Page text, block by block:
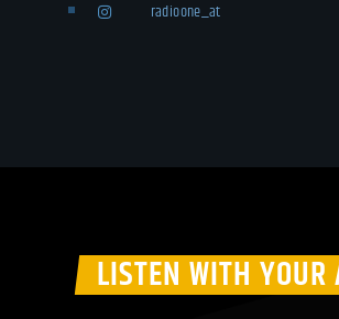
radioone_at
LISTEN WITH YOUR